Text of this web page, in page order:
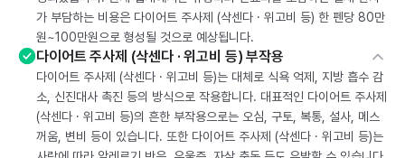
가 부담하는 비용은 다이어트 주사제 (삭센다 · 위고비 등) 한 펜당 80만
원~100만원으로 형성될 것으로 예상됩니다.
다이어트 주사제 (삭센다 · 위고비 등) 부작용
다이어트 주사제 (삭센다 · 위고비 등)는 대체로 식욕 억제, 지방 흡수 감
소, 신진대사 촉진 등의 방식으로 작용합니다. 대표적인 다이어트 주사제
(삭센다 · 위고비 등)의 흔한 부작용으로는 오심, 구토, 복통, 설사, 메스
꺼움, 변비 등이 있습니다. 또한 다이어트 주사제 (삭센다 · 위고비 등)는